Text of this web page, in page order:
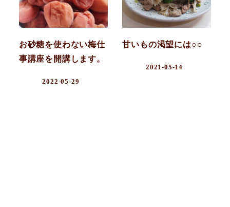
お砂糖を使わない梅仕
事講座を開講します。
2022-05-29
甘いもの渇望には○○
2021-05-14